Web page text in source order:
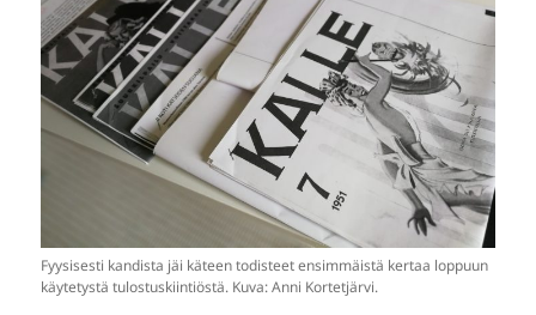
Fyysisesti kandista jäi käteen todisteet ensimmäistä kertaa loppuun
käytetystä tulostuskiintiöstä. Kuva: Anni Kortetjärvi.